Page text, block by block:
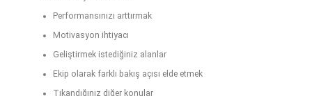
Performansınızı arttırmak
Motivasyon ihtiyacı
Geliştirmek istediğiniz alanlar
Ekip olarak farklı bakış açısı elde etmek
Tıkandığınız diğer konular